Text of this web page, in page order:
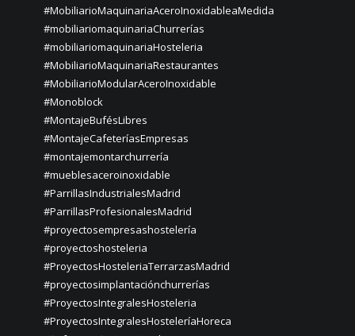
#MobiliarioMaquinariaAceroInoxidableaMedida
#mobiliariomaquinariaChurrerías
#mobiliariomaquinariaHosteleria
#MobiliarioMaquinariaRestaurantes
#MobiliarioModularAceroInoxidable
#Monoblock
#MontajeBufésLibres
#MontajeCafeteríasEmpresas
#montajemontarchurrería
#mueblesaceroinoxidable
#ParrillasIndustrialesMadrid
#ParrillasProfesionalesMadrid
#proyectosempresashostelería
#proyectoshosteleria
#ProyectosHosteleriaTerrarzasMadrid
#proyectosimplantaciónchurrerías
#ProyectosIntegralesHosteleria
#ProyectosIntegralesHosteleríaHoreca